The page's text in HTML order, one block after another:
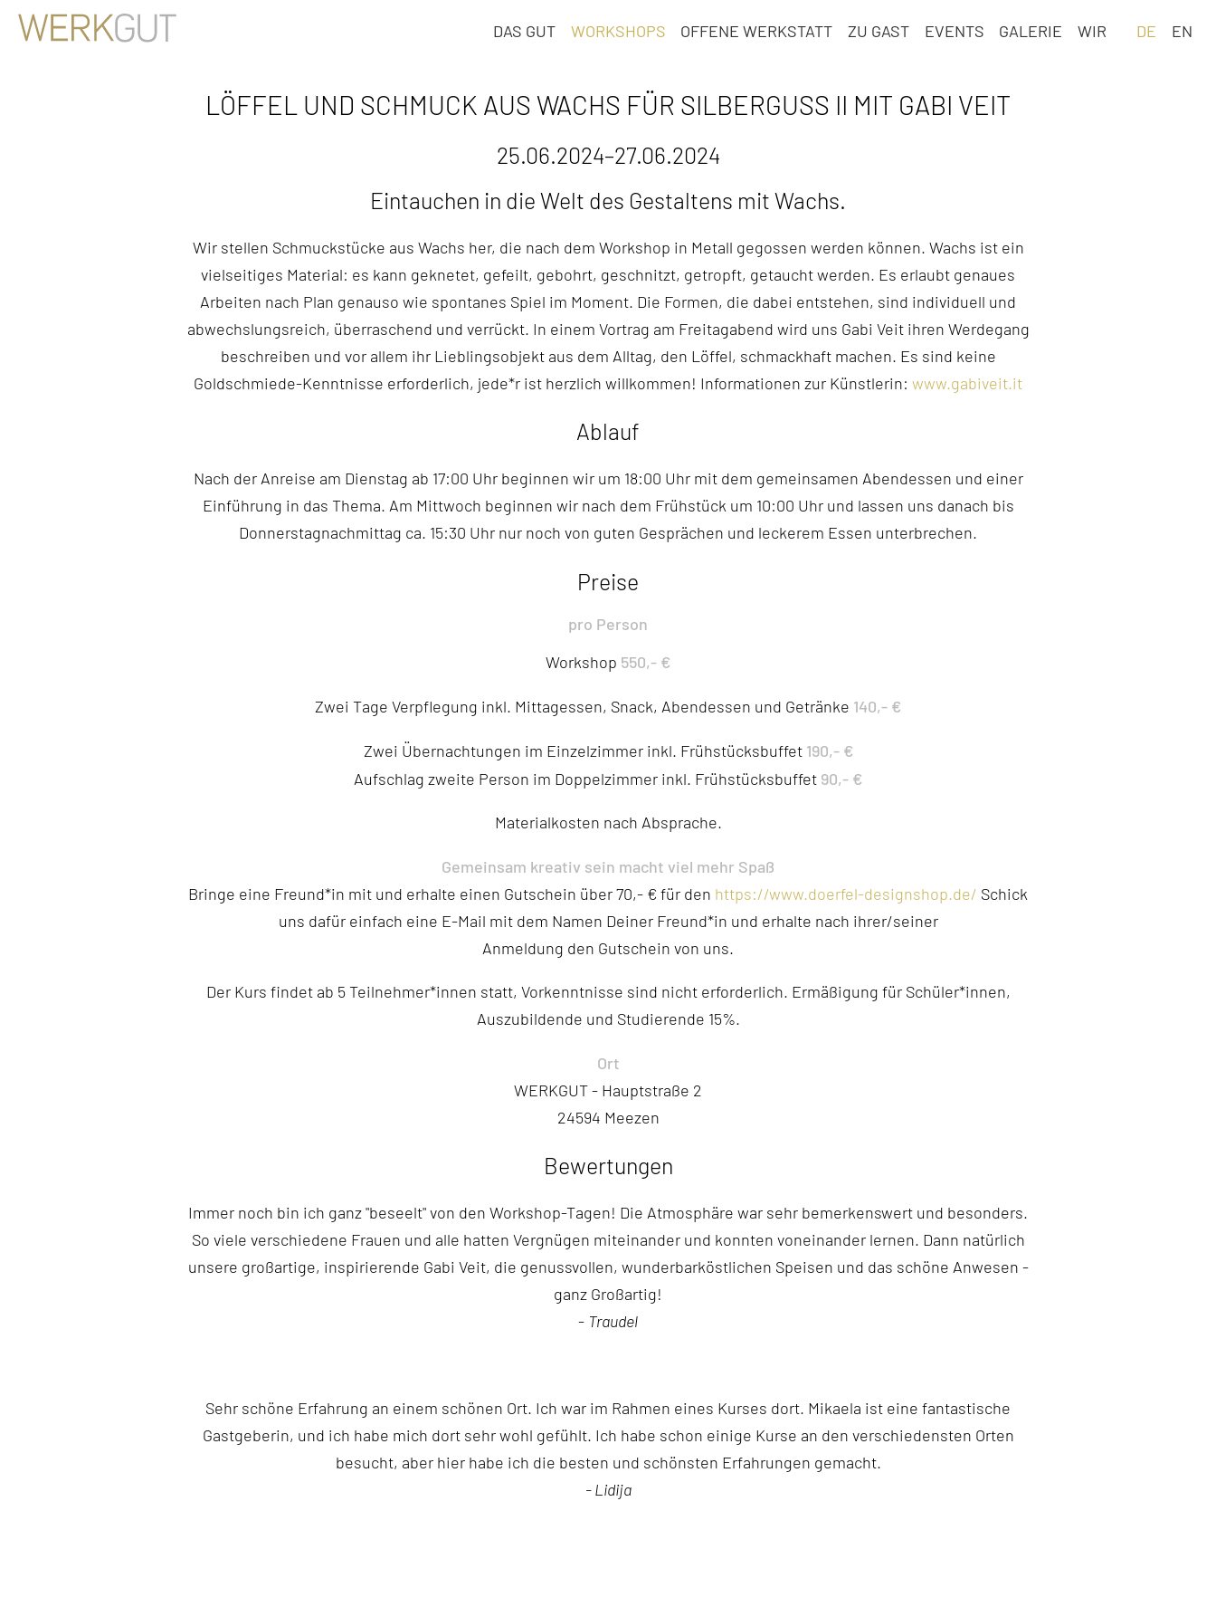
überspringen
DAS GUT WORKSHOPS OFFENE WERKSTATT ZU GAST EVENTS GALERIE WIR DE EN
LÖFFEL UND SCHMUCK AUS WACHS FÜR SILBERGUSS II MIT GABI VEIT
25.06.2024–27.06.2024
Eintauchen in die Welt des Gestaltens mit Wachs.
Wir stellen Schmuckstücke aus Wachs her, die nach dem Workshop in Metall gegossen werden können. Wachs ist ein
vielseitiges Material: es kann geknetet, gefeilt, gebohrt, geschnitzt, getropft, getaucht werden. Es erlaubt genaues
Arbeiten nach Plan genauso wie spontanes Spiel im Moment. Die Formen, die dabei entstehen, sind individuell und
abwechslungsreich, überraschend und verrückt. In einem Vortrag am Freitagabend wird uns Gabi Veit ihren Werdegang
beschreiben und vor allem ihr Lieblingsobjekt aus dem Alltag, den Löffel, schmackhaft machen. Es sind keine
Goldschmiede-Kenntnisse erforderlich, jede*r ist herzlich willkommen! Informationen zur Künstlerin: www.gabiveit.it
Ablauf
Nach der Anreise am Dienstag ab 17:00 Uhr beginnen wir um 18:00 Uhr mit dem gemeinsamen Abendessen und einer
Einführung in das Thema. Am Mittwoch beginnen wir nach dem Frühstück um 10:00 Uhr und lassen uns danach bis
Donnerstagnachmittag ca. 15:30 Uhr nur noch von guten Gesprächen und leckerem Essen unterbrechen.
Preise
pro Person
Workshop 550,- €
Zwei Tage Verpflegung inkl. Mittagessen, Snack, Abendessen und Getränke 140,- €
Zwei Übernachtungen im Einzelzimmer inkl. Frühstücksbuffet 190,- €
Aufschlag zweite Person im Doppelzimmer inkl. Frühstücksbuffet 90,- €
Materialkosten nach Absprache.
Gemeinsam kreativ sein macht viel mehr Spaß
Bringe eine Freund*in mit und erhalte einen Gutschein über 70,- € für den https://www.doerfel-designshop.de/ Schick
uns dafür einfach eine E-Mail mit dem Namen Deiner Freund*in und erhalte nach ihrer/seiner
Anmeldung den Gutschein von uns.
Der Kurs findet ab 5 Teilnehmer*innen statt, Vorkenntnisse sind nicht erforderlich. Ermäßigung für Schüler*innen,
Auszubildende und Studierende 15%.
Ort
WERKGUT - Hauptstraße 2
24594 Meezen
Bewertungen
Immer noch bin ich ganz "beseelt" von den Workshop-Tagen! Die Atmosphäre war sehr bemerkenswert und besonders.
So viele verschiedene Frauen und alle hatten Vergnügen miteinander und konnten voneinander lernen. Dann natürlich
unsere großartige, inspirierende Gabi Veit, die genussvollen, wunderbarköstlichen Speisen und das schöne Anwesen -
ganz Großartig!
- Traudel
Sehr schöne Erfahrung an einem schönen Ort. Ich war im Rahmen eines Kurses dort. Mikaela ist eine fantastische
Gastgeberin, und ich habe mich dort sehr wohl gefühlt. Ich habe schon einige Kurse an den verschiedensten Orten
besucht, aber hier habe ich die besten und schönsten Erfahrungen gemacht.
- Lidija